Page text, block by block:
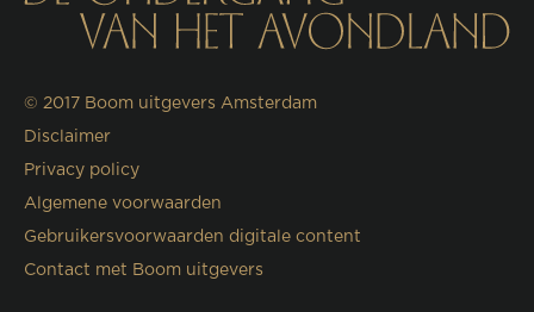
© 2017 Boom uitgevers Amsterdam
Disclaimer
Privacy policy
Algemene voorwaarden
Gebruikersvoorwaarden digitale content
Contact met Boom uitgevers